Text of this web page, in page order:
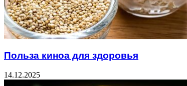
Польза киноа для здоровья
14.12.2025